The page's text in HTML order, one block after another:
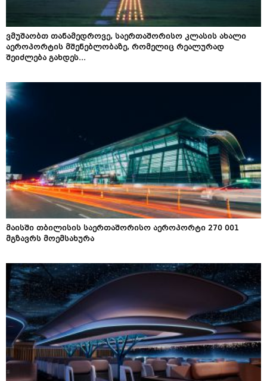
ვმუშაობთ თანამედროვე, საერთაშორისო კლასის ახალი
აეროპორტის მშენებლობაზე, რომელიც რეალურად
შეიძლება გახდეს...
მაისში თბილისის საერთაშორისო აეროპორტი 270 001
მგზავრს მოემსახურა